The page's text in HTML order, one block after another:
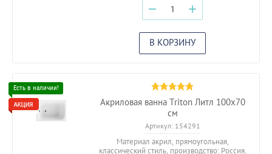
− +
В КОРЗИНУ
Акриловая ванна Triton Литл 100х70
см
Артикул:154291
Материал акрил, прямоугольная,
классический стиль, производство: Россия,